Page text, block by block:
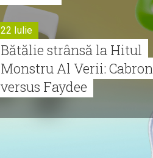
22 Iulie
Bătălie strânsă la Hitul
Monstru Al Verii: Cabron
versus Faydee